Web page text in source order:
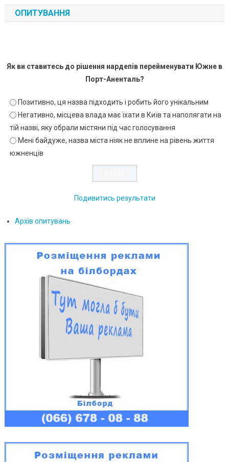
ОПИТУВАННЯ
Як ви ставитесь до рішення нардепів перейменувати Южне в
Порт-Аненталь?
Позитивно, ця назва підходить і робить його унікальним
Негативно, місцева влада має їхати в Київ та наполягати на
тій назві, яку обрали містяни під час голосування
Мені байдуже, назва міста ніяк не вплине на рівень життя
южненців
Подивитись результати
Архів опитувань